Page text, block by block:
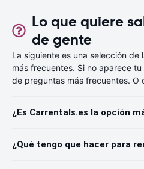
Lo que quiere
de gente
La siguiente es una selección
más frecuentes. Si no aparece
de preguntas más frecuentes. O
¿Es Carrentals.es la opción
¿Qué tengo que hacer para